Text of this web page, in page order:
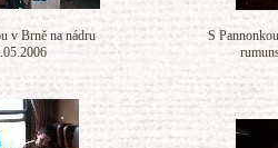
v Brně na nádru
S